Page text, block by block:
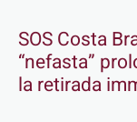
SOS Costa
“nefasta”
la retirada